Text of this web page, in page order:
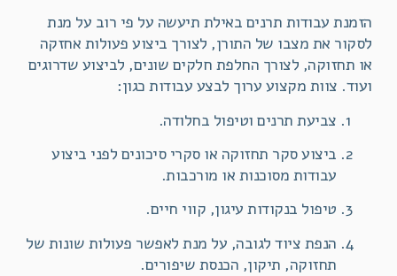
הזמנת עבודות תרנים באילת תיעשה על פי רוב על מנת
לסקור את מצבו של התורן, לצורך ביצוע פעולות אחזקה
או תחזוקה, לצורך החלפת חלקים שונים, לביצוע שדרוגים
ועוד. צוות מקצוע ערוך לבצע עבודות כגון:
צביעת תרנים וטיפול בחלודה.
ביצוע סקר תחזוקה או סקרי סיכונים לפני ביצוע
עבודות מסוכנות או מורכבות.
טיפול בנקודות עיגון, קווי חיים.
הנפת ציוד לגובה, על מנת לאפשר פעולות שונות של
תחזוקה, תיקון, הכנסת שיפורים.